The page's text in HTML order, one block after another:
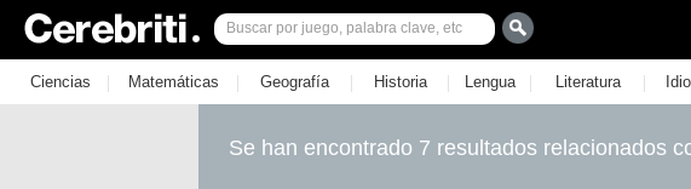
Ciencias | Matemáticas | Geografía | Historia | Lengua | Literatura |
Se han encontrado 7 resultados relacionados